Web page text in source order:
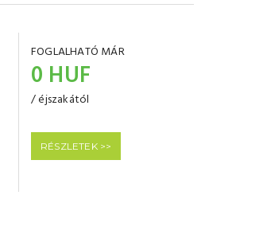
FOGLALHATÓ MÁR
0 HUF
/ éjszakától
RÉSZLETEK >>